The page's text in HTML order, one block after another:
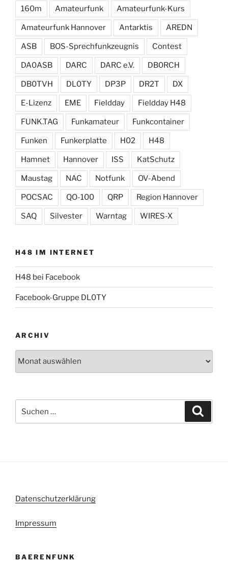
160m Amateurfunk Amateurfunk-Kurs
Amateurfunk Hannover Antarktis AREDN
ASB BOS-Sprechfunkzeugnis Contest
DA0ASB DARC DARC e.V. DB0RCH
DB0TVH DL0TY DP3P DR2T DX
E-Lizenz EME Fieldday Fieldday H48
FUNK.TAG Funkamateur Funkcontainer
Funken Funkerplatte H02 H48
Hamnet Hannover ISS KatSchutz
Maustag NAC Notfunk OV-Abend
POCSAC QO-100 QRP Region Hannover
SAQ Silvester Warntag WIRES-X
H48 IM INTERNET
H48 bei Facebook
Facebook-Gruppe DL0TY
ARCHIV
nach:
Datenschutzerklärung
Impressum
BAERENFUNK